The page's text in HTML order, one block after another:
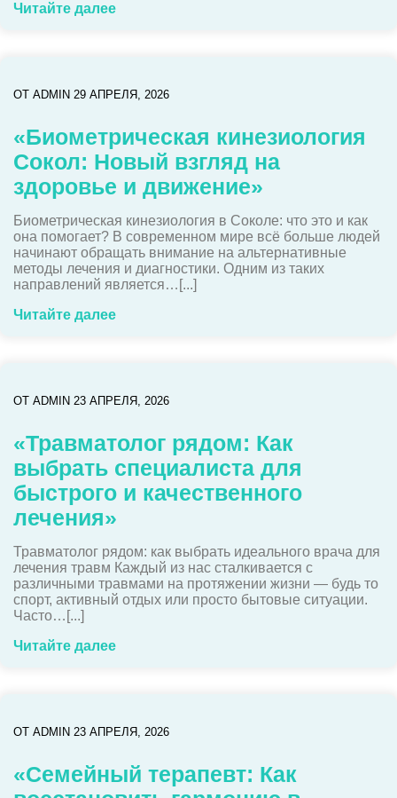
Читайте далее
ОТ ADMIN 29 АПРЕЛЯ, 2026
«Биометрическая кинезиология
Сокол: Новый взгляд на
здоровье и движение»
Биометрическая кинезиология в Соколе: что это и как
она помогает? В современном мире всё больше людей
начинают обращать внимание на альтернативные
методы лечения и диагностики. Одним из таких
направлений является…[...]
Читайте далее
ОТ ADMIN 23 АПРЕЛЯ, 2026
«Травматолог рядом: Как
выбрать специалиста для
быстрого и качественного
лечения»
Травматолог рядом: как выбрать идеального врача для
лечения травм Каждый из нас сталкивается с
различными травмами на протяжении жизни — будь то
спорт, активный отдых или просто бытовые ситуации.
Часто…[...]
Читайте далее
ОТ ADMIN 23 АПРЕЛЯ, 2026
«Семейный терапевт: Как